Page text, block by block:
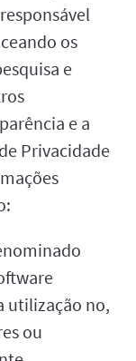
os
e
e a
Privacidade
utilização no,
ou